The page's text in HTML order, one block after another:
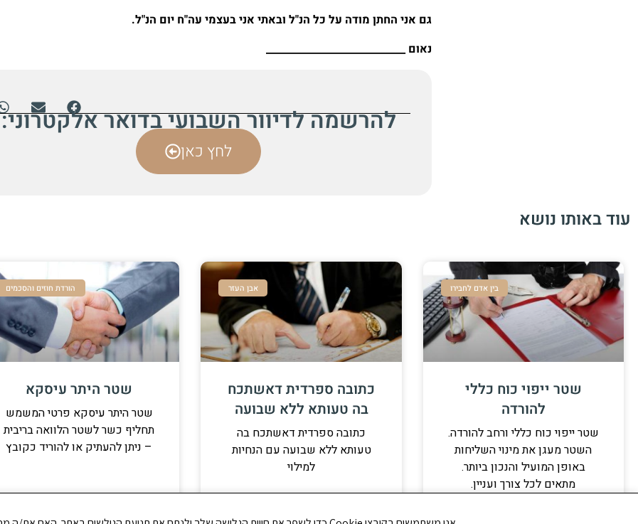
גם אני החתן מודה על כל הנ"ל ובאתי אני בעצמי עה"ח יום הנ"ל.
נאום ____________________________
להרשמה לדיוור השבועי בדואר אלקטרוני:
לחץ כאן
עוד באותו נושא
בין אדם לחבירו
שטר ייפוי כוח כללי
להורדה
שטר ייפוי כוח כללי ורחב להורדה.
השטר מעגן את מינוי השליחות
באופן המועיל והנכון ביותר.
מתאים לכל צורך ועניין.
אבן העזר
כתובה ספרדית דאשתכח
בה טעותא ללא שבועה
כתובה ספרדית דאשתכח בה
טעותא ללא שבועה עם הנחיות
למילוי
הורדת חוזים והסכמים
שטר היתר עיסקא
שטר היתר עיסקא פרטי המשמש
תחליף כשר לשטר הלוואה בריבית
– ניתן להעתיק או להוריד כקובץ